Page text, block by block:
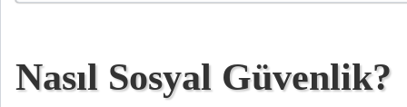
Nasıl Sosyal Güvenlik?